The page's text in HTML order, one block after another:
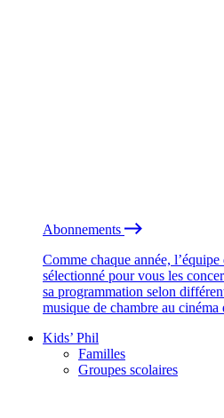
Abonnements
Comme chaque année,
sélectionné pour vous les
sa programmation selon
musique de chambre au cinéma
Kids’ Phil
Familles
Groupes scolaires